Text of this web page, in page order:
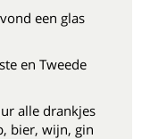
een glas
en Tweede
alle drankjes
bier, wijn, gin